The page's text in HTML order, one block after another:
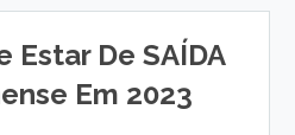
Estar De SAÍDA
Em 2023